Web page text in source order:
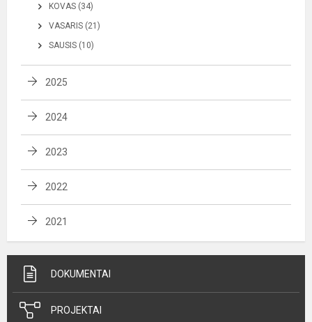
KOVAS (34)
VASARIS (21)
SAUSIS (10)
2025
2024
2023
2022
2021
DOKUMENTAI
PROJEKTAI